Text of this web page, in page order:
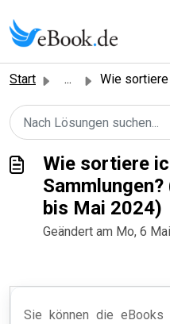
Start ... Wie sortiere ich meine eBooks in
Wie sortiere
bis Mai 2024)
Geändert am Mo, 6
Sie können die